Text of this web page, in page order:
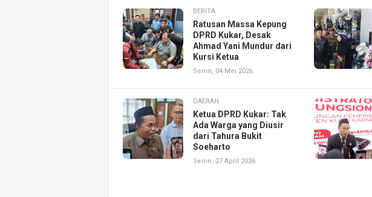
BERITA
Ratusan Massa Kepung
DPRD Kukar, Desak
Ahmad Yani Mundur dari
Kursi Ketua
Senin, 04 Mei 2026
DAERAH
Ketua DPRD Kukar: Tak
Ada Warga yang Diusir
dari Tahura Bukit
Soeharto
Senin, 27 April 2026